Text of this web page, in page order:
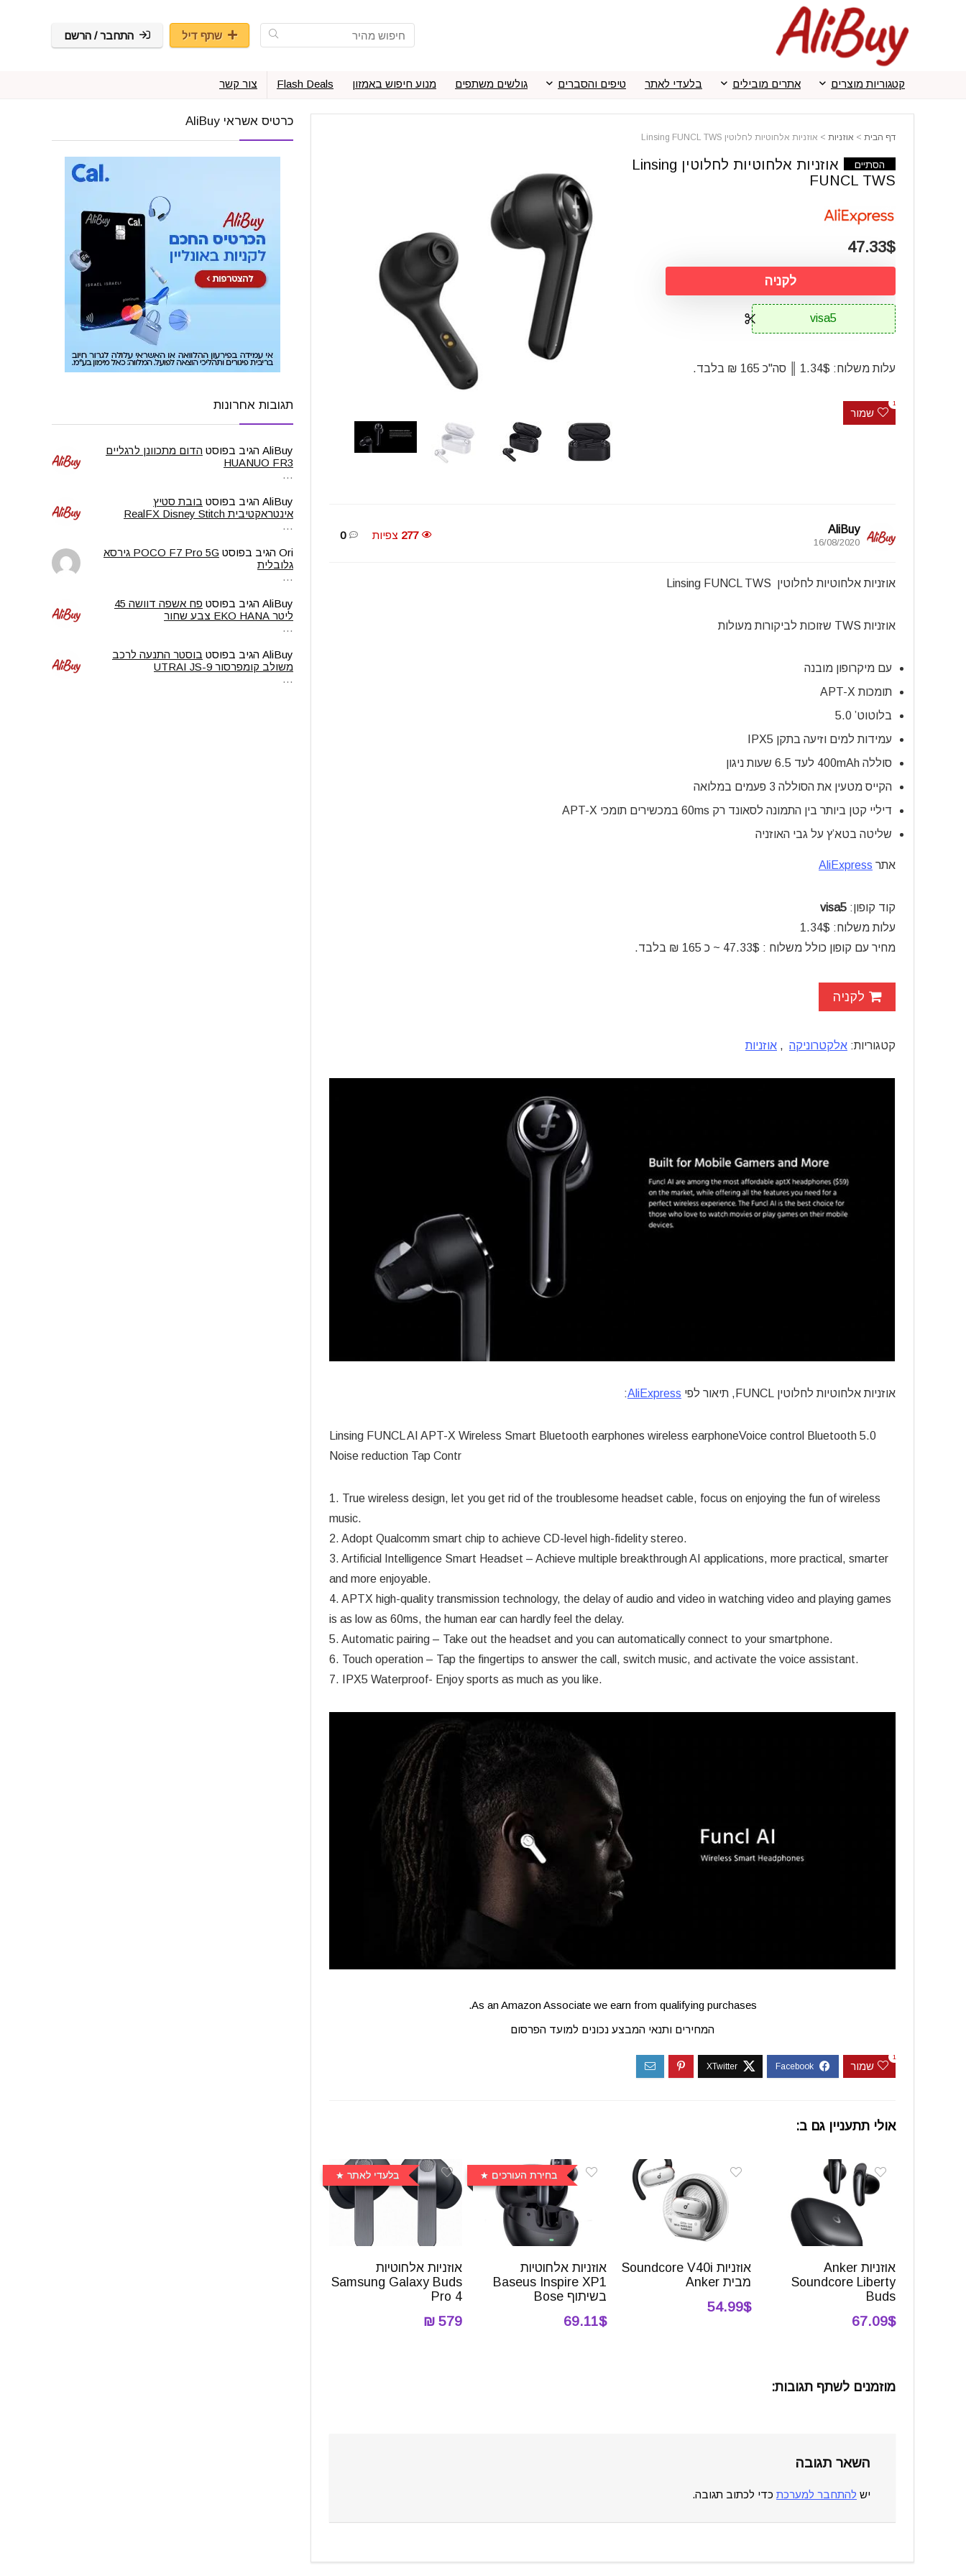
שתף דיל התחבר / הרשם
קטגוריות מוצרים אתרים מובילים בלעדי לאתר טיפים והסברים גולשים משתפים מנוע חיפוש באמזון Flash Deals צור קשר
דף הבית > אוזניות > אוזניות אלחוטיות לחלוטין Linsing FUNCL TWS
הסתיים
אוזניות אלחוטיות לחלוטין Linsing
FUNCL TWS
47.33$
לקניה
visa5
עלות משלוח: 1.34$ ║ סה"כ 165 ₪ בלבד.
שמור
1
AliBuy
16/08/2020
277 צפיות 0
אוזניות אלחוטיות לחלוטין Linsing FUNCL TWS
אוזניות TWS שזוכות לביקורות מעולות
עם מיקרופון מובנה
תומכות APT-X
בלוטוט’ 5.0
עמידות למים וזיעה בתקן IPX5
סוללה 400mAh לעד 6.5 שעות ניגון
הקייס מטעין את הסוללה 3 פעמים במלואה
דיליי קטן ביותר בין התמונה לסאונד רק 60ms במכשירים תומכי APT-X
שליטה בטא’ץ על גבי האוזניה
אתר AliExpress
קוד קופון: visa5
עלות משלוח:
1.34$
מחיר עם קופון כולל משלוח : 47.33$ ~ כ 165 ₪ בלבד.
לקניה
קטגוריות: אלקטרוניקה , אוזניות
אוזניות אלחוטיות לחלוטין FUNCL, תיאור לפי AliExpress
:
Linsing FUNCL AI APT-X Wireless Smart Bluetooth earphones wireless earphoneVoice control Bluetooth 5.0
Noise reduction Tap Contr
1. True wireless design, let you get rid of the troublesome headset cable, focus on enjoying the fun of wireless
music.
2. Adopt Qualcomm smart chip to achieve CD-level high-fidelity stereo.
3. Artificial Intelligence Smart Headset – Achieve multiple breakthrough AI applications, more practical, smarter
and more enjoyable.
4. APTX high-quality transmission technology, the delay of audio and video in watching video and playing games
is as low as 60ms, the human ear can hardly feel the delay.
5. Automatic pairing – Take out the headset and you can automatically connect to your smartphone.
6. Touch operation – Tap the fingertips to answer the call, switch music, and activate the voice assistant.
7. IPX5 Waterproof- Enjoy sports as much as you like.
As an Amazon Associate we earn from qualifying purchases.
המחירים ותנאי המבצע נכונים למועד הפרסום
שמור
1
אולי תתעניין גם ב:
אוזניות Anker
Soundcore Liberty
Buds
67.09$
אוזניות Soundcore V40i
מבית Anker
54.99$
בחירת העורכים
אוזניות אלחוטיות
Baseus Inspire XP1
בשיתוף Bose
69.11$
בלעדי לאתר
אוזניות אלחוטיות
Samsung Galaxy Buds
Pro 4
579 ₪
מוזמנים לשתף תגובות:
השאר תגובה
יש להתחבר למערכת כדי לכתוב תגובה.
כרטיס אשראי AliBuy
תגובות אחרונות
AliBuy הגיב בפוסט הדום מתכוונן לרגליים
HUANUO FR3
…
AliBuy הגיב בפוסט בובת סטיץ
אינטראקטיבית RealFX Disney Stitch
…
Ori הגיב בפוסט
POCO F7 Pro 5G גירסא
גלובלית
…
AliBuy הגיב בפוסט
פח אשפה דוושה 45
ליטר EKO HANA צבע שחור
…
AliBuy הגיב בפוסט בוסטר התנעה לרכב
משולב קומפרסור UTRAI JS-9
…